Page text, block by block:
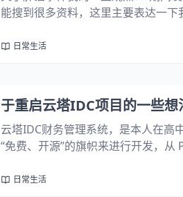
能搜到很多资料，这里主要表达一
方肯定是其中之一，这个我相信大家
日常生活
于重启云塔IDC项目的一些想
云塔IDC财务管理系统，是本人在高
“免费、开源”的旗帜来进行开发，从
版本推出了一个面向对象构建的程序
日常生活